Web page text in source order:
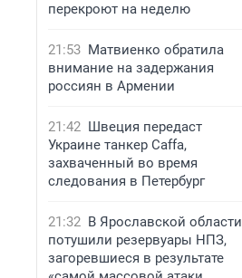
перекроют на неделю
21:53 Матвиенко обратила
внимание на задержания
россиян в Армении
21:42 Швеция передаст
Украине танкер Caffa,
захваченный во время
следования в Петербург
21:32 В Ярославской области
потушили резервуары НПЗ,
загоревшиеся в результате